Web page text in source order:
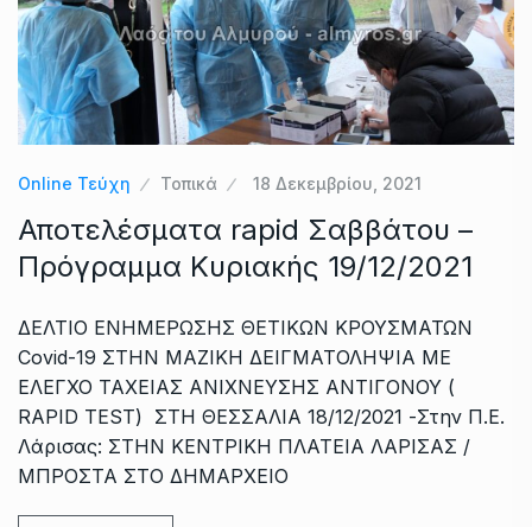
Online Τεύχη Τοπικά 18 Δεκεμβρίου, 2021
Αποτελέσματα rapid Σαββάτου –
Πρόγραμμα Κυριακής 19/12/2021
ΔΕΛΤΙΟ ΕΝΗΜΕΡΩΣΗΣ ΘΕΤΙΚΩΝ ΚΡΟΥΣΜΑΤΩΝ
Covid-19 ΣΤΗΝ ΜΑΖΙΚΗ ΔΕΙΓΜΑΤΟΛΗΨΙΑ ΜΕ
ΕΛΕΓΧΟ ΤΑΧΕΙΑΣ ΑΝΙΧΝΕΥΣΗΣ ΑΝΤΙΓΟΝΟΥ (
RAPID TEST) ΣΤΗ ΘΕΣΣΑΛΙΑ 18/12/2021 -Στην Π.Ε.
Λάρισας: ΣΤΗΝ ΚΕΝΤΡΙΚΗ ΠΛΑΤΕΙΑ ΛΑΡΙΣΑΣ /
ΜΠΡΟΣΤΑ ΣΤΟ ΔΗΜΑΡΧΕΙΟ